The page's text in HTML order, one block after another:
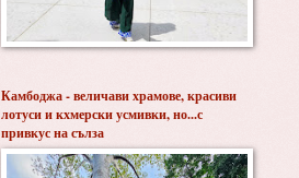
Камбоджа - величави храмове, красиви
лотуси и кхмерски усмивки, но...с
привкус на сълза